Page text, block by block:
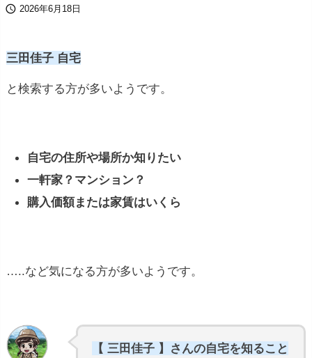
 2026年6月18日
三田佳子 自宅
と検索する方が多いようです。
自宅の住所や場所か知りたい
一軒家？マンション？
購入価額または家賃はいくら
…..など気になる方が多いようです。
【 三田佳子 】さんの自宅を知ること